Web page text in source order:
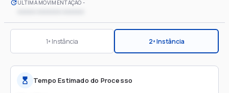
ÚLTIMA MOVIMENTAÇÃO
1ª Instância 2ª Instância
Tempo Estimado do Processo